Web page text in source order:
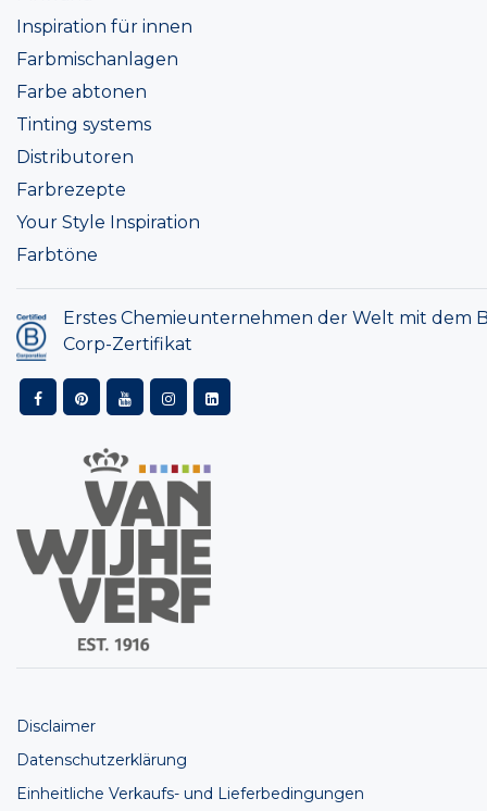
Inspiration für innen
Farbmischanlagen
Farbe abtonen
Tinting systems
Distributoren
Farbrezepte
Your Style Inspiration
Farbtöne
Erstes Chemieunternehmen der Welt mit dem
Corp-Zertifikat
Disclaimer
Datenschutzerklärung
Einheitliche Verkaufs- und Lieferbedingungen